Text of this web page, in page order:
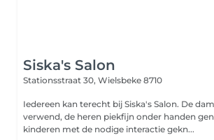
Siska's Salon
Stationsstraat 30, Wielsbeke 8710
Iedereen kan terecht bij Siska's Salon. De dames worden
verwend, de heren piekfijn onder handen
kinderen met de nodige interactie gekn...